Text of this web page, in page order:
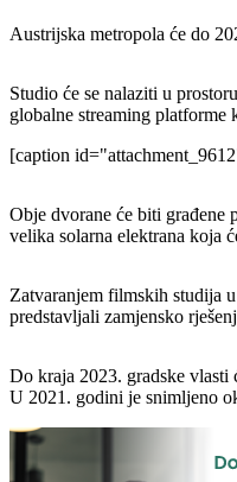
Austrijska metropola će do
Studio će se nalaziti u
globalne streaming platforme
[caption
Obje dvorane će biti građene
velika solarna elektrana koja
Zatvaranjem filmskih studija
predstavljali zamjensko
Do kraja 2023. gradske vlasti
U 2021. godini je snimljeno